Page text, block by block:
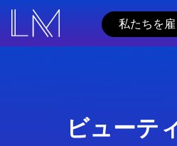
私たちを
ビューテ